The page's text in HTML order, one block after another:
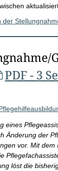
der
PDF - 3
eines
Änderung der
vor. Mit
löst die